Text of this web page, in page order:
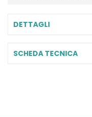
DETTAGLI
SCHEDA TECNICA